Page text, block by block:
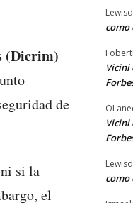
(Dicrim)
de
si la
el
como
Vicini
Vicini
como